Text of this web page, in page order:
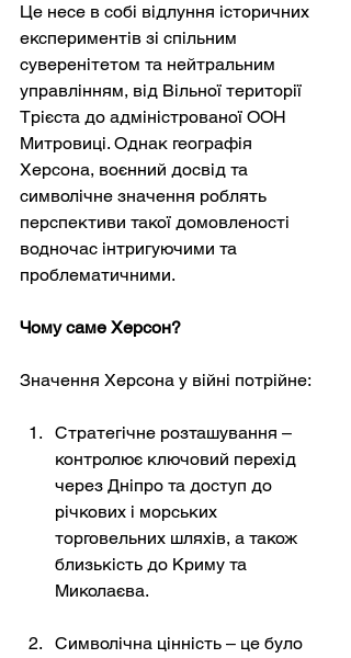
Це несе в собі відлуння історичних
експериментів зі спільним
суверенітетом та нейтральним
управлінням, від Вільної території
Трієста до адміністрованої ООН
Митровиці. Однак географія
Херсона, воєнний досвід та
символічне значення роблять
перспективи такої домовленості
водночас інтригуючими та
проблематичними.
Чому саме Херсон?
Значення Херсона у війні потрійне:
Стратегічне розташування –
контролює ключовий перехід
через Дніпро та доступ до
річкових і морських
торговельних шляхів, а також
близькість до Криму та
Миколаєва.
Символічна цінність – це було